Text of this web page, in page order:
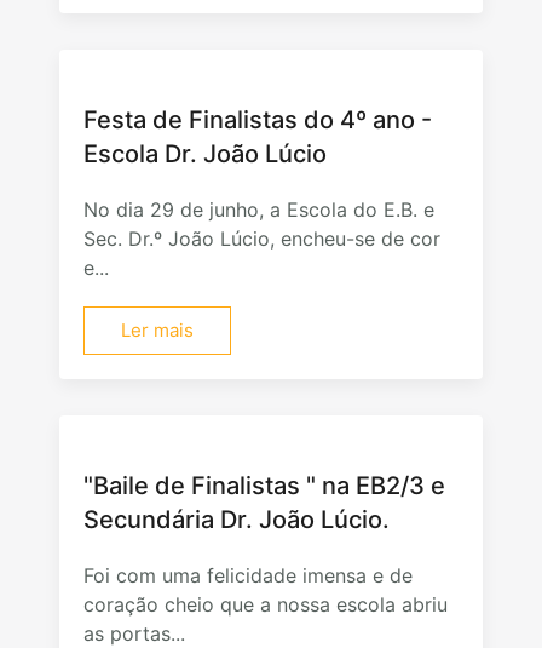
Festa de Finalistas do 4º ano -
Escola Dr. João Lúcio
No dia 29 de junho, a Escola do E.B. e
Sec. Dr.º João Lúcio, encheu-se de cor
e...
Ler mais
"Baile de Finalistas " na EB2/3 e
Secundária Dr. João Lúcio.
Foi com uma felicidade imensa e de
coração cheio que a nossa escola abriu
as portas...